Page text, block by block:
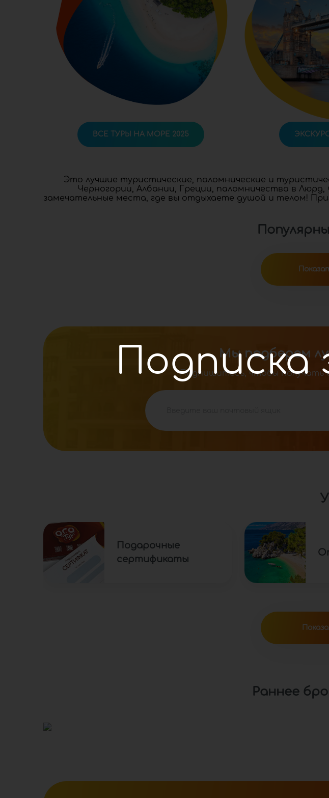
ВСЕ ТУРЫ НА МОРЕ 2025
Это лучшие туристические, паломнические и
Черногории, Албании, Греции, паломничества в
замечательные места, где вы отдыхаете душой и телом!
Мы подберем
Подпишитесь, чтобы получать
Подарочные
сертификаты
Раннее